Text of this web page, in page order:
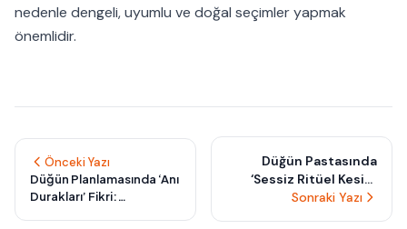
nedenle dengeli, uyumlu ve doğal seçimler yapmak
önemlidir.
Önceki Yazı
Düğün Planlamasında ‘Anı
Durakları’ Fikri:
Sonraki Yazı
Düğün Pastasında
‘Sessiz Ritüel Kesiti’
Trendi: Her Dilimde